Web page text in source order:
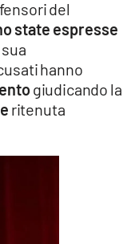
del
state espresse
hanno
giudicando la
ritenuta